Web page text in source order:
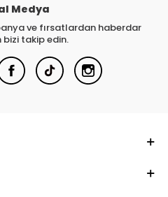
Medya
ve fırsatlardan haberdar
bizi takip edin.